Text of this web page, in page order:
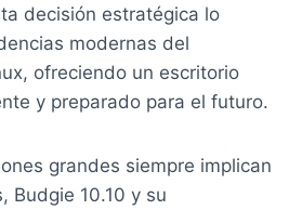
decisión estratégica lo
modernas del
ofreciendo un escritorio
y preparado para el futuro.
grandes siempre implican
Budgie 10.10 y su